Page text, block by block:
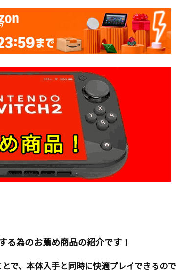
為のお薦め商品の紹介です！
で、本体入手と同時に快適プレイできるの